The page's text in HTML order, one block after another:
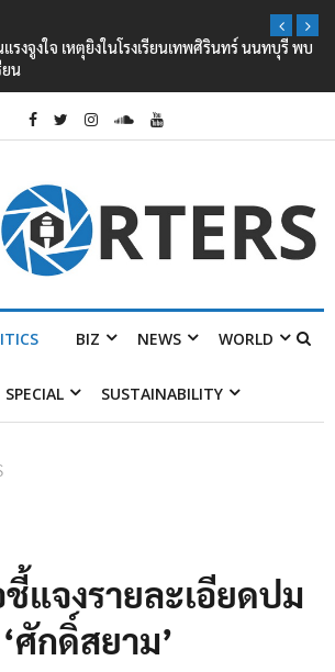
รงจูงใจ เหตุยิงในโรงเรียนเทพศิรินทร์ นนทบุรี พบ
ยน
BIZ NEWS WORLD
SPECIAL SUSTAINABILITY
แจงรายละเอียดปม
ศักดิ์สยาม’